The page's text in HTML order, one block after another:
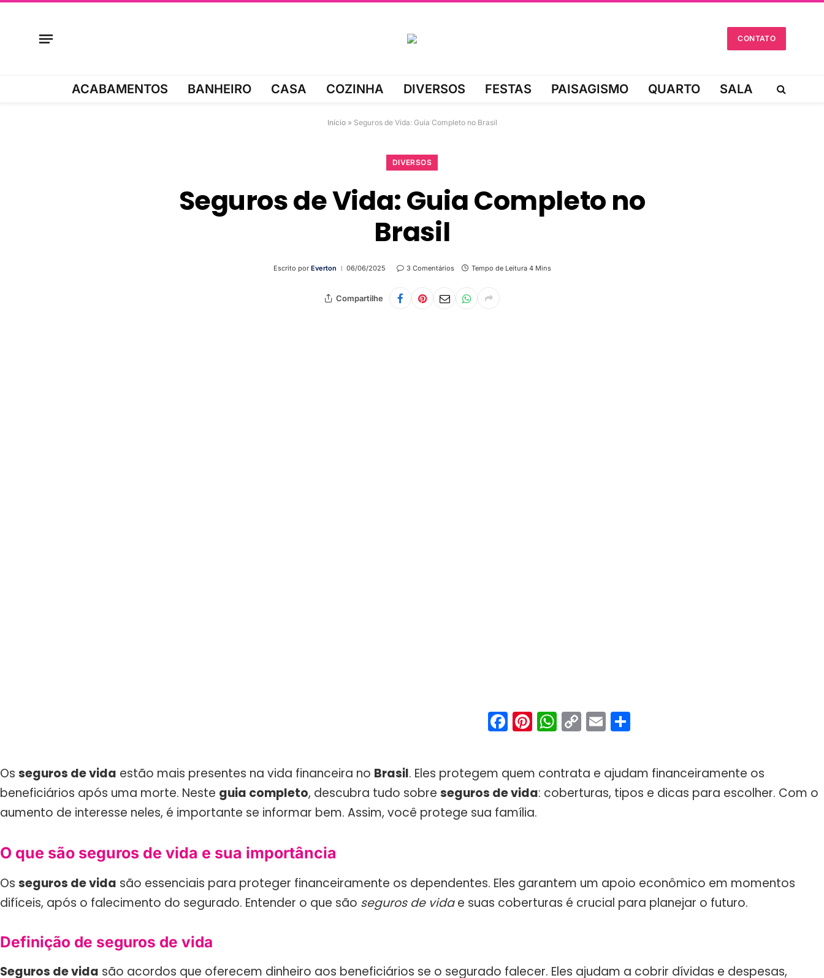
CONTATO
ACABAMENTOS BANHEIRO CASA COZINHA DIVERSOS FESTAS PAISAGISMO QUARTO SALA
Início» Seguros de Vida: Guia Completo no Brasil
DIVERSOS
Seguros de Vida: Guia Completo no
Brasil
Escrito por Everton 06/06/2025 3 Comentários Tempo de Leitura 4 Mins
Compartilhe
Facebook
Pinterest
WhatsApp
Copy
Link
Email
Os seguros de vida estão mais presentes na vida financeira no Brasil. Eles protegem quem contrata e ajudam financeiramente os
beneficiários após uma morte. Neste guia completo, descubra tudo sobre seguros de vida: coberturas, tipos e dicas para escolher. Com o
aumento de interesse neles, é importante se informar bem. Assim, você protege sua família.
O que são seguros de vida e sua importância
Os seguros de vida são essenciais para proteger financeiramente os dependentes. Eles garantem um apoio econômico em momentos
difíceis, após o falecimento do segurado. Entender o que são seguros de vidae suas coberturas é crucial para planejar o futuro.
Definição de seguros de vida
Seguros de vida são acordos que oferecem dinheiro aos beneficiários se o segurado falecer. Eles ajudam a cobrir dívidas e despesas,